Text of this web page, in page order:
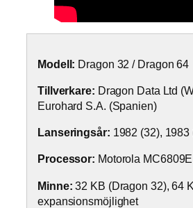
Modell: Dragon 32 / Dragon 64
Tillverkare: Dragon Data Ltd
Eurohard S.A. (Spanien)
Lanseringsår: 1982 (32), 1983
Processor: Motorola
Minne: 32 KB (Dragon 32), 64
expansionsmöjlighet